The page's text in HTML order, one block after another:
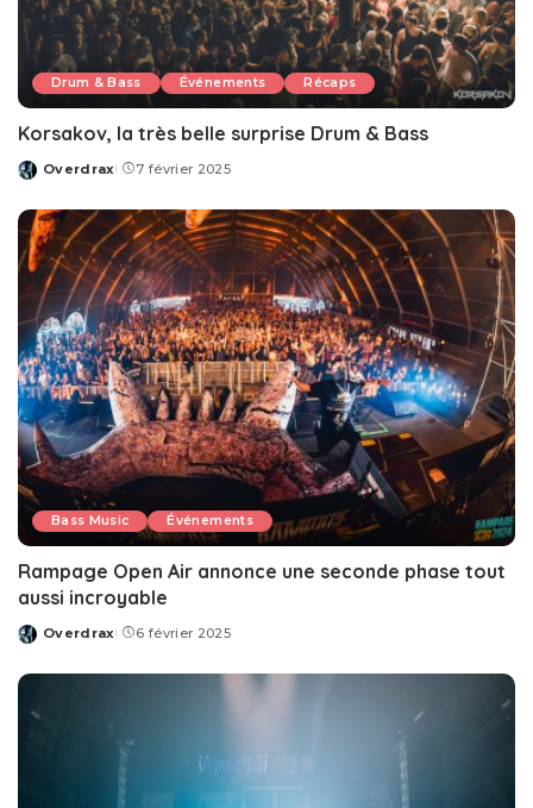
Drum & Bass Événements Récaps
Korsakov, la très belle surprise Drum & Bass
Posted
Overdrax 7 février 2025
Bass Music Événements
Rampage Open Air annonce une seconde phase tout
aussi incroyable
Posted
Overdrax 6 février 2025